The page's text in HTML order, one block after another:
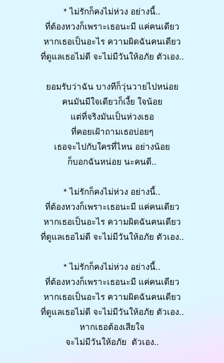
* ไม่รักก็คงไม่ห่วง อย่างนี้..
ที่ต้องหวงก็เพราะเธอนะมี แค่คนเดียว
หากเธอเป็นอะไร ความผิดฉันคนเดียว
ที่ดูแลเธอไม่ดี จะไม่มีวันให้อภัย ตัวเอง..
ยอมรับว่าฉัน บางทีก็วุ่นวายไปหน่อย
คนมันมีใจเดียวก็เงี้ย ใจน้อย
แต่ที่จริงมันเป็นห่วงเธอ
ที่คอยเฝ้าถามเธอบ่อยๆ
เธอจะไปกับใครที่ไหน อย่างน้อย
ก็บอกฉันหน่อย นะคนดี..
* ไม่รักก็คงไม่ห่วง อย่างนี้..
ที่ต้องหวงก็เพราะเธอนะมี แค่คนเดียว
หากเธอเป็นอะไร ความผิดฉันคนเดียว
ที่ดูแลเธอไม่ดี จะไม่มีวันให้อภัย ตัวเอง..
* ไม่รักก็คงไม่ห่วง อย่างนี้..
ที่ต้องหวงก็เพราะเธอนะมี แค่คนเดียว
หากเธอเป็นอะไร ความผิดฉันคนเดียว
ที่ดูแลเธอไม่ดี จะไม่มีวันให้อภัย ตัวเอง..
หากเธอต้องเสียใจ
จะไม่มีวันให้อภัย ตัวเอง..